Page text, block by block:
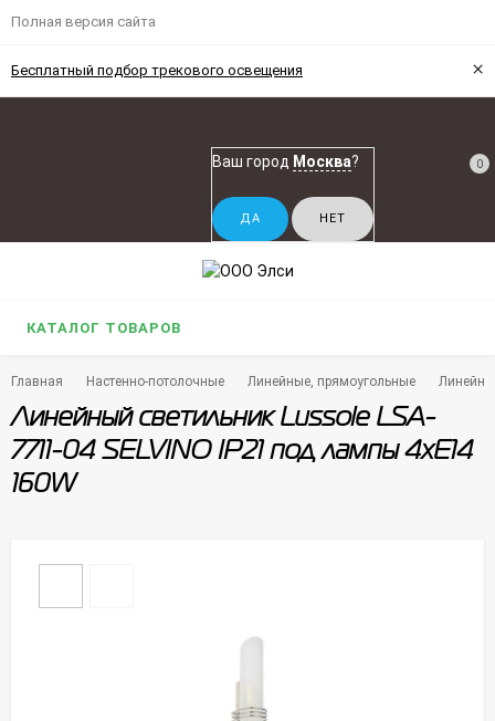
Полная версия сайта
Бесплатный подбор трекового освещения ×
Ваш город Москва? 0
КАТАЛОГ ТОВАРОВ
Главная Настенно-потолочные Линейные, прямоугольные
Линейный светильник Lussole LSA-
7711-04 SELVINO IP21 под лампы 4xE14
160W